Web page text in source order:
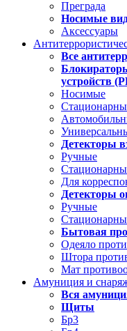
Преграда
Носимые
Аксессуары
Все
устройств
Носимые
Детекторы
Ручные
Для
Детекторы
Ручные
Бытовая
Одеяло
Штора
Мат
Амуниция и
Вся
Щиты
Бр3